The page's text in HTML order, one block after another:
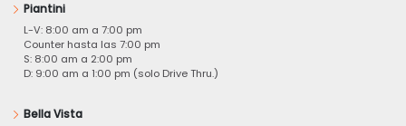
Piantini
L-V: 8:00 am a 7:00 pm
Counter hasta las 7:00 pm
S: 8:00 am a 2:00 pm
D: 9:00 am a 1:00 pm (solo Drive Thru.)
Bella Vista